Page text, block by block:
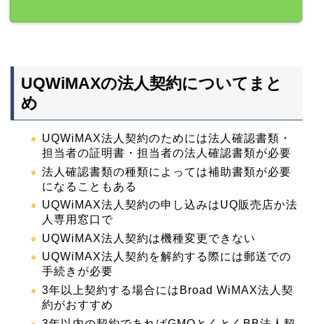
UQWiMAXの法人契約についてまと
め
UQWiMAX法人契約のためには法人確認書類・
担当者の証明書・担当者の法人確認書類が必要
法人確認書類の種類によっては補助書類が必要
になることもある
UQWiMAX法人契約の申し込みはUQ販売店か法
人専用窓口で
UQWiMAX法人契約は機種変更できない
UQWiMAX法人契約を解約する際には郵送での
手続きが必要
3年以上契約する場合にはBroad WiMAX法人契
約がおすすめ